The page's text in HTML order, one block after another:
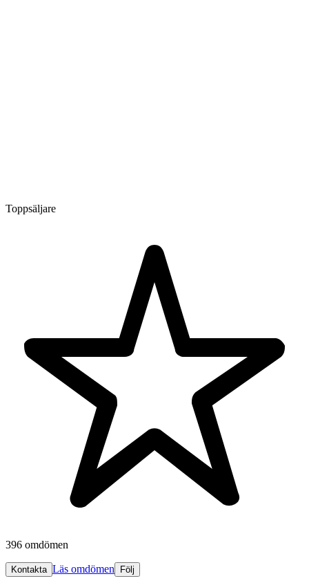
Toppsäljare
396 omdömen
Kontakta Läs omdömen Följ